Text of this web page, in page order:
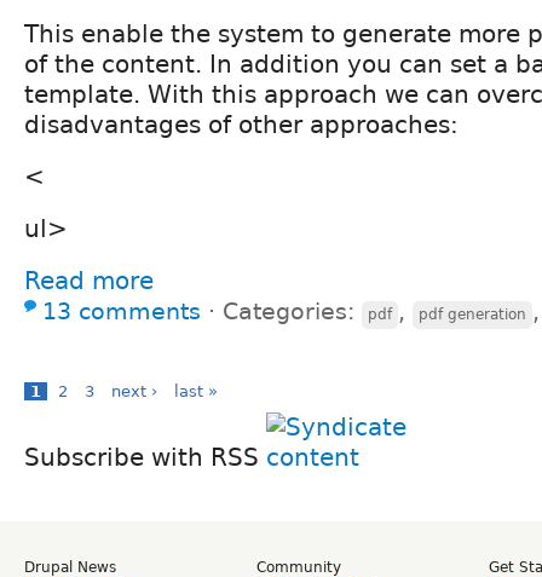
This enable the system to generate more
of the content. In addition you can set a
template. With this approach we can
disadvantages of other approaches:
<
ul>
Read more
13 comments ⋅ Categories: pdf , pdf generation
1 2 3 next › last »
Subscribe with RSS
Drupal News
Community
Get